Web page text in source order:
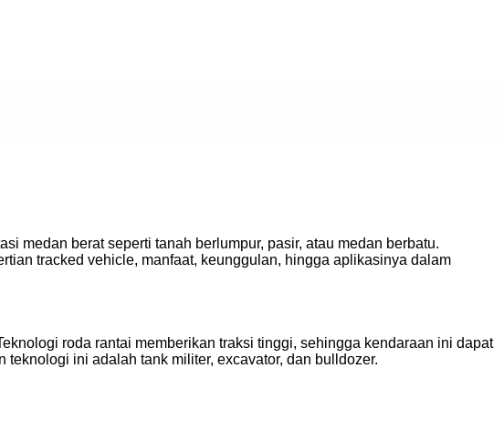
medan berat seperti tanah berlumpur, pasir, atau medan berbatu.
tracked vehicle, manfaat, keunggulan, hingga aplikasinya dalam
roda rantai memberikan traksi tinggi, sehingga kendaraan ini dapat
ini adalah tank militer, excavator, dan bulldozer.